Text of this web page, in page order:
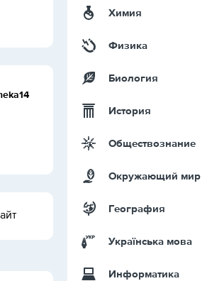
Химия
Физика
Биология
История
Обществознание
Окружающий мир
География
Українська мова
Информатика